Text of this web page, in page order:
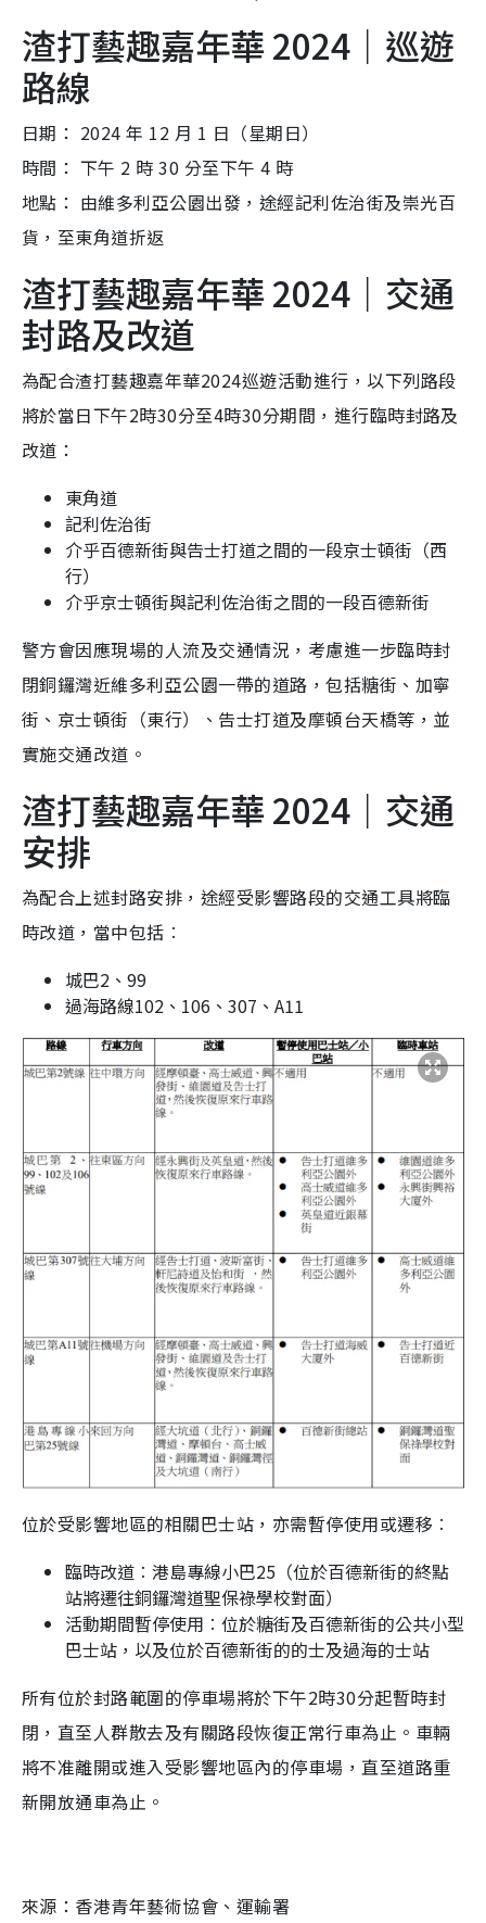
渣打藝趣嘉年華 2024｜巡遊
路線
日期： 2024 年 12 月 1 日（星期日）
時間： 下午 2 時 30 分至下午 4 時
地點： 由維多利亞公園出發，途經記利佐治街及崇光百
貨，至東角道折返
渣打藝趣嘉年華 2024｜交通
封路及改道
為配合渣打藝趣嘉年華2024巡遊活動進行，以下列路段
將於當日下午2時30分至4時30分期間，進行臨時封路及
改道：
東角道
記利佐治街
介乎百德新街與告士打道之間的一段京士頓街（西
行）
介乎京士頓街與記利佐治街之間的一段百德新街
警方會因應現場的人流及交通情況，考慮進一步臨時封
閉銅鑼灣近維多利亞公園一帶的道路，包括糖街、加寧
街、京士頓街（東行）、告士打道及摩頓台天橋等，並
實施交通改道。
渣打藝趣嘉年華 2024｜交通
安排
為配合上述封路安排，途經受影響路段的交通工具將臨
時改道，當中包括︰
城巴2、99
過海路線102、106、307、A11
位於受影響地區的相關巴士站，亦需暫停使用或遷移︰
臨時改道︰港島專線小巴25（位於百德新街的終點
站將遷往銅鑼灣道聖保祿學校對面）
活動期間暫停使用︰位於糖街及百德新街的公共小型
巴士站，以及位於百德新街的的士及過海的士站
所有位於封路範圍的停車場將於下午2時30分起暫時封
閉，直至人群散去及有關路段恢復正常行車為止。車輛
將不准離開或進入受影響地區內的停車場，直至道路重
新開放通車為止。
來源：香港青年藝術協會、運輸署